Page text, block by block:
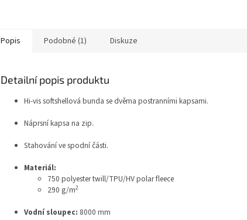
Popis Podobné (1) Diskuze
Detailní popis produktu
Hi-vis softshellová bunda se dvěma postranními kapsami.
Náprsní kapsa na zip.
Stahování ve spodní části.
Materiál:
750 polyester twill/TPU/HV polar fleece
290 g/m2
Vodní sloupec: 8000 mm